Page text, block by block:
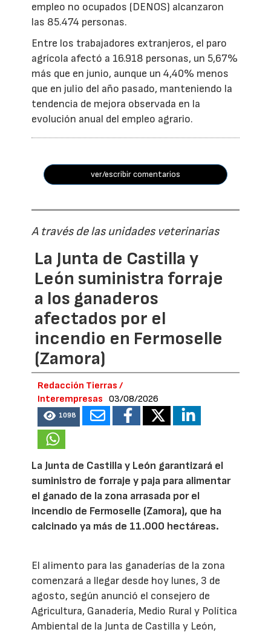
empleo no ocupados (DENOS) alcanzaron
las 85.474 personas.
Entre los trabajadores extranjeros, el paro
agrícola afectó a 16.918 personas, un 5,67%
más que en junio, aunque un 4,40% menos
que en julio del año pasado, manteniendo la
tendencia de mejora observada en la
evolución anual del empleo agrario.
ver/escribir comentarios
A través de las unidades veterinarias
La Junta de Castilla y
León suministra forraje
a los ganaderos
afectados por el
incendio en Fermoselle
(Zamora)
Redacción Tierras /
Interempresas
03/08/2026
1098
La Junta de Castilla y León garantizará el
suministro de forraje y paja para alimentar
el ganado de la zona arrasada por el
incendio de Fermoselle (Zamora), que ha
calcinado ya más de 11.000 hectáreas.
El alimento para las ganaderías de la zona
comenzará a llegar desde hoy lunes, 3 de
agosto, según anunció el consejero de
Agricultura, Ganadería, Medio Rural y Política
Ambiental de la Junta de Castilla y León,